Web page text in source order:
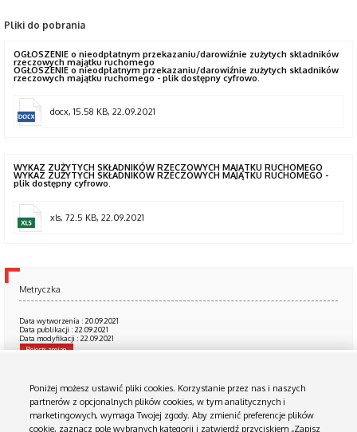
Pliki do pobrania
OGŁOSZENIE o nieodpłatnym przekazaniu/darowiźnie zużytych składników
rzeczowych majątku ruchomego
OGŁOSZENIE o nieodpłatnym przekazaniu/darowiźnie zużytych składników
rzeczowych majątku ruchomego - plik dostępny cyfrowo.
docx, 15.58 KB, 22.09.2021
WYKAZ ZUŻYTYCH SKŁADNIKÓW RZECZOWYCH MAJĄTKU RUCHOMEGO
WYKAZ ZUŻYTYCH SKŁADNIKÓW RZECZOWYCH MAJĄTKU RUCHOMEGO -
plik dostępny cyfrowo.
xls, 72.5 KB, 22.09.2021
Metryczka
Data wytworzenia : 20.09.2021
Data publikacji : 22.09.2021
Data modyfikacji : 22.09.2021
Rejestr zmian
Osoba wytwarzająca/odpowiadająca za informację:
Małgorzata Zalska
Osoba udostępniająca informację:
Piotr Pawlaczyk Wydział Komunikacji Społecznej KWP w Bydgoszczy
Poniżej możesz ustawić pliki cookies. Korzystanie przez nas i naszych
partnerów z opcjonalnych plików cookies, w tym analitycznych i
marketingowych, wymaga Twojej zgody. Aby zmienić preferencje plików
cookie, zaznacz pole wybranych kategorii i zatwierdź przyciskiem „Zapisz